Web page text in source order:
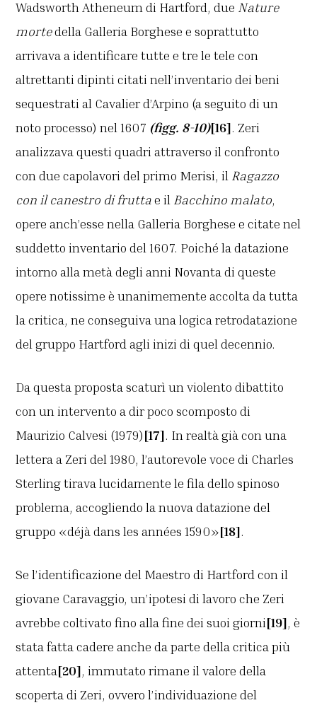
Wadsworth Atheneum di Hartford, due Nature
mortedella Galleria Borghese e soprattutto
arrivava a identificare tutte e tre le tele con
altrettanti dipinti citati nell’inventario dei beni
sequestrati al Cavalier d’Arpino (a seguito di un
noto processo) nel 1607 (figg. 8-10)[16]. Zeri
analizzava questi quadri attraverso il confronto
con due capolavori del primo Merisi, il Ragazzo
con il canestro di fruttae il Bacchino malato,
opere anch’esse nella Galleria Borghese e citate nel
suddetto inventario del 1607. Poiché la datazione
intorno alla metà degli anni Novanta di queste
opere notissime è unanimemente accolta da tutta
la critica, ne conseguiva una logica retrodatazione
del gruppo Hartford agli inizi di quel decennio.
Da questa proposta scaturì un violento dibattito
con un intervento a dir poco scomposto di
Maurizio Calvesi (1979)[17]. In realtà già con una
lettera a Zeri del 1980, l’autorevole voce di Charles
Sterling tirava lucidamente le fila dello spinoso
problema, accogliendo la nuova datazione del
gruppo «déjà dans les années 1590»[18].
Se l’identificazione del Maestro di Hartford con il
giovane Caravaggio, un’ipotesi di lavoro che Zeri
avrebbe coltivato fino alla fine dei suoi giorni[19], è
stata fatta cadere anche da parte della critica più
attenta[20], immutato rimane il valore della
scoperta di Zeri, ovvero l’individuazione del